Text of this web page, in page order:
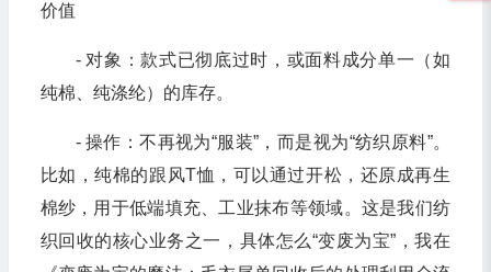
价值
- 对象：款式已彻底过时，或面料成分单一（如
纯棉、纯涤纶）的库存。
- 操作：不再视为“服装”，而是视为“纺织原料”。
比如，纯棉的跟风T恤，可以通过开松，还原成再生
棉纱，用于低端填充、工业抹布等领域。这是我们纺
织回收的核心业务之一，具体怎么“变废为宝”，我在